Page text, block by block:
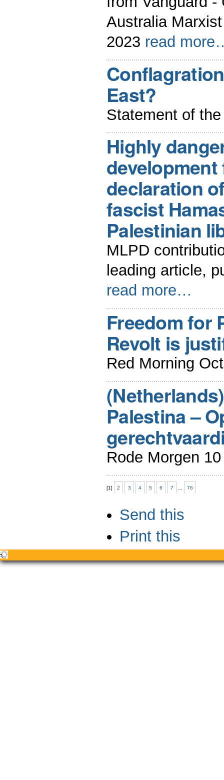
Australia
2023 read
East?
Statement of
Highly
development
declaration
fascist
Palestinian
MLPD
leading article,
read more…
Freedom for
Revolt is
Red Morning
Palestina –
Rode Morgen
[1] 2 3 4 5 6 7 76
ActionsSend this
Print this